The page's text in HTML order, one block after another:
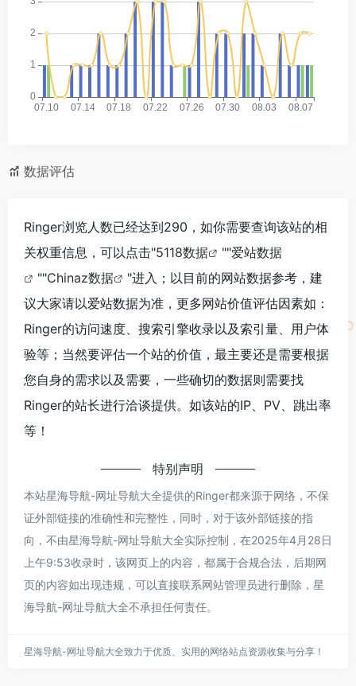
数据评估
Ringer浏览人数已经达到290，如你需要查询该站的相
关权重信息，可以点击"5118数据 ""爱站数据
""Chinaz数据
"进入；以目前的网站数据参考，建
议大家请以爱站数据为准，更多网站价值评估因素如：
Ringer的访问速度、搜索引擎收录以及索引量、用户体
验等；当然要评估一个站的价值，最主要还是需要根据
您自身的需求以及需要，一些确切的数据则需要找
Ringer的站长进行洽谈提供。如该站的IP、PV、跳出率
等！
特别声明
本站星海导航-网址导航大全提供的Ringer都来源于网络，不保
证外部链接的准确性和完整性，同时，对于该外部链接的指
向，不由星海导航-网址导航大全实际控制，在2025年4月28日
上午9:53收录时，该网页上的内容，都属于合规合法，后期网
页的内容如出现违规，可以直接联系网站管理员进行删除，星
海导航-网址导航大全不承担任何责任。
星海导航-网址导航大全致力于优质、实用的网络站点资源收集与分享！